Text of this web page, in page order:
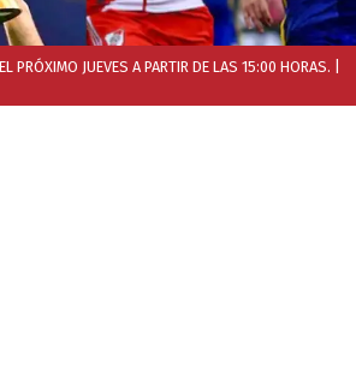
PRÓXIMO JUEVES A PARTIR DE LAS 15:00 HORAS.